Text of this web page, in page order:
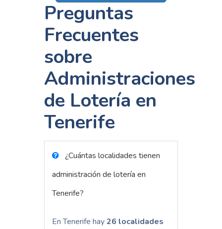
Preguntas
Frecuentes
sobre
Administraciones
de Lotería en
Tenerife
¿Cuántas localidades tienen
administración de lotería en
Tenerife?
En Tenerife hay26 localidades